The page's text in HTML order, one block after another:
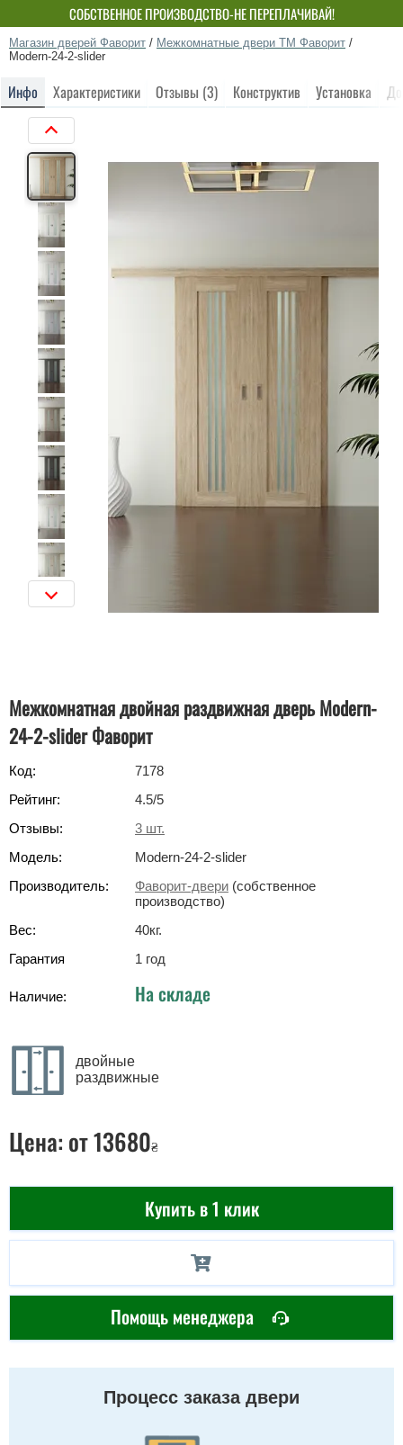
СОБСТВЕННОЕ ПРОИЗВОДСТВО-НЕ ПЕРЕПЛАЧИВАЙ!
Магазин дверей Фаворит / Межкомнатные двери ТМ Фаворит /
Modern-24-2-slider
Инфо Характеристики Отзывы (3) Конструктив Установка
Межкомнатная двойная раздвижная дверь Modern-
24-2-slider Фаворит
Код:
7178
Рейтинг:
4.5/5
Отзывы:
3 шт.
Модель:
Modern-24-2-slider
Производитель:
Фаворит-двери (собственное
производство)
Вес:
40кг.
Гарантия
1 год
Наличие: На складе
двойные
раздвижные
Цена: от 13680₴
Купить в 1 клик
Помощь менеджера
Процесс заказа двери